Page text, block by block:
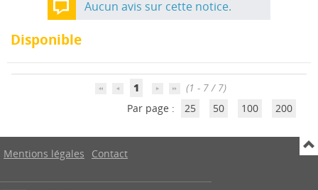
Aucun avis sur cette notice.
Disponible
1
(1 - 7 / 7)
Par page :
25 50 100 200
Mentions légales Contact